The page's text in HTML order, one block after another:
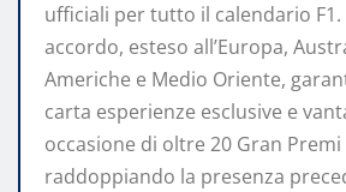
ufficiali per tutto il calendario F1.
accordo, esteso all’Europa,
Americhe e Medio Oriente,
carta esperienze esclusive e
occasione di oltre 20 Gran Premi
raddoppiando la presenza